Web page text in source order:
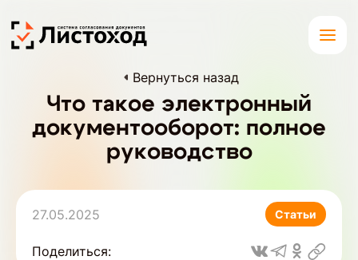
Вернуться назад
Что такое электронный
документооборот: полное
руководство
27.05.2025 Статьи
Поделиться: